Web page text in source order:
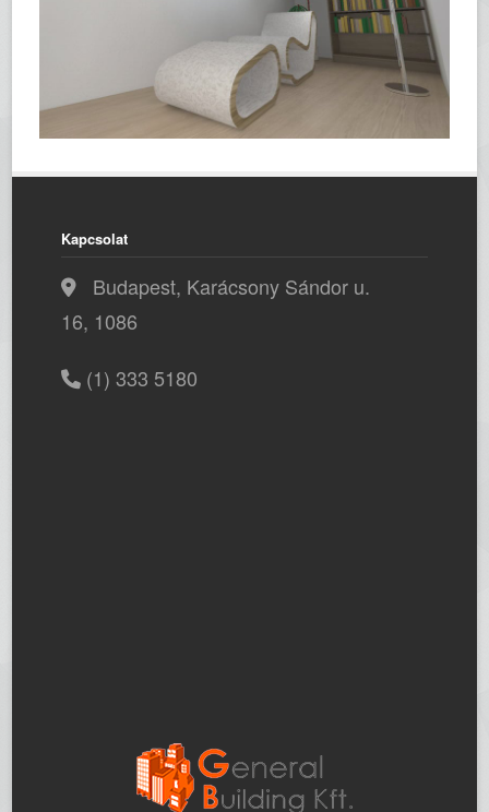
Kapcsolat
Budapest, Karácsony Sándor u.
16, 1086
(1) 333 5180